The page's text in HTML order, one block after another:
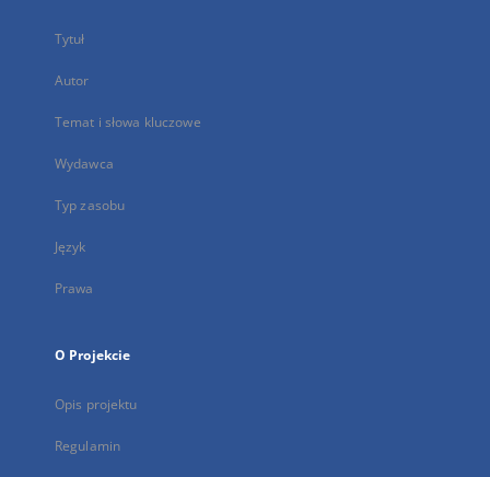
Tytuł
Autor
Temat i słowa kluczowe
Wydawca
Typ zasobu
Język
Prawa
O Projekcie
Opis projektu
Regulamin